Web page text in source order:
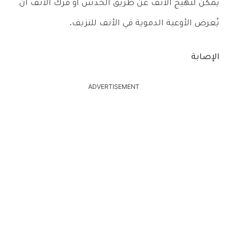
يمكن لتهيج الأنف عن طريق الخدش أو فرك الأنف أن
يُعرض الأوعية الدموية في الأنف للنزيف.
الإصابة
ADVERTISEMENT